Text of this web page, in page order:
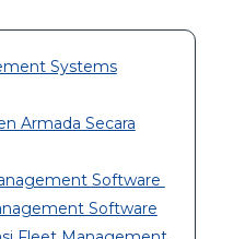
Systems
Armada Secara
Software
Software